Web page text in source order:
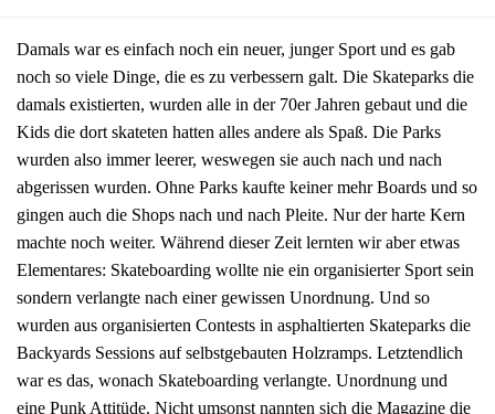
Damals war es einfach noch ein neuer, junger Sport und es gab
noch so viele Dinge, die es zu verbessern galt. Die Skateparks die
damals existierten, wurden alle in der 70er Jahren gebaut und die
Kids die dort skateten hatten alles andere als Spaß. Die Parks
wurden also immer leerer, weswegen sie auch nach und nach
abgerissen wurden. Ohne Parks kaufte keiner mehr Boards und so
gingen auch die Shops nach und nach Pleite. Nur der harte Kern
machte noch weiter. Während dieser Zeit lernten wir aber etwas
Elementares: Skateboarding wollte nie ein organisierter Sport sein
sondern verlangte nach einer gewissen Unordnung. Und so
wurden aus organisierten Contests in asphaltierten Skateparks die
Backyards Sessions auf selbstgebauten Holzramps. Letztendlich
war es das, wonach Skateboarding verlangte. Unordnung und
eine Punk Attitüde. Nicht umsonst nannten sich die Magazine die